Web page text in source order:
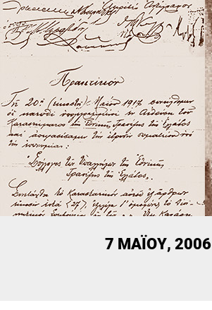
7 ΜΑΪ́ΟΥ, 2006